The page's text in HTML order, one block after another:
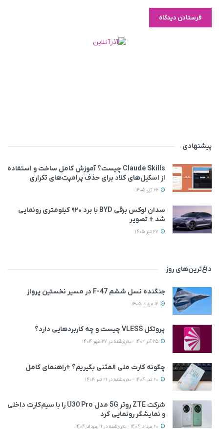
پیشنهادی
Claude Skills چیست؟ آموزش کامل ساخت و استفاده
از اسکیل‌های کلاد برای حذف پرامپت‌های تکراری
سدان لوکس برقی BYD با برد ۹۲۰ کیلومتری رونمایی
شد + تصویر
داغ‌ترین‌های روز
جنگنده نسل ششم F-47 در مسیر نخستین پرواز
پروتکل VLESS چیست و چه کاربردهایی دارد؟
چگونه کارت ملی المثنی بگیریم؟ +راهنمای کامل
شرکت ZTE روتر 5G مدل U30 Pro را با سیم‌کارت داخلی
و نمایشگر رونمایی کرد